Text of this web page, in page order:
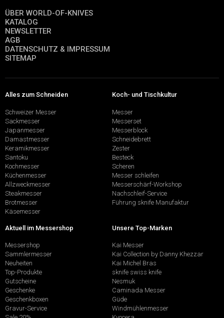
ÜBER WORLD-OF-KNIVES
KATALOG
NEWSLETTER
AGB
DATENSCHUTZ & IMPRESSUM
SITEMAP
Alles zum Schneiden
Schweizer Messer
Sackmesser
Japanmesser
Damastmesser
Keramikmesser
Santoku
Kochmesser
Küchenmesser
Allzweckmesser
Steakmesser
Brotmesser
Käsemesser
Koch- und Tischkultur
Messer
Messerset
Messerblock
Schneidebrett
Zester
Besteck
Scheren
Messer schleifen
Messerschärf-Workshop
Nachschleif-Service
Führung sknife Manufaktur
Aktuell im Messershop
Messershop
Sammlermesser
Neuheiten
Top-Produkte
Gutscheine
Geschenke
Geschenkboxen
Gravur-Service
Unsere Top-Marken
Kai Messer
Kai Collection by Danny Khezzar
Kai Michel Bras
sknife swiss knife
Nesmuk
Caminada Messer
Güde
Windmühlenmesser